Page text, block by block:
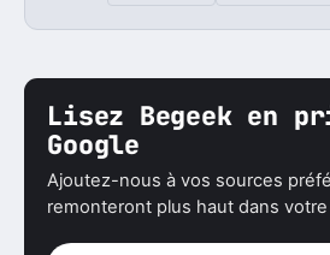
Lisez Begeek en
Google
Ajoutez-nous à vos sources
remonteront plus haut dans